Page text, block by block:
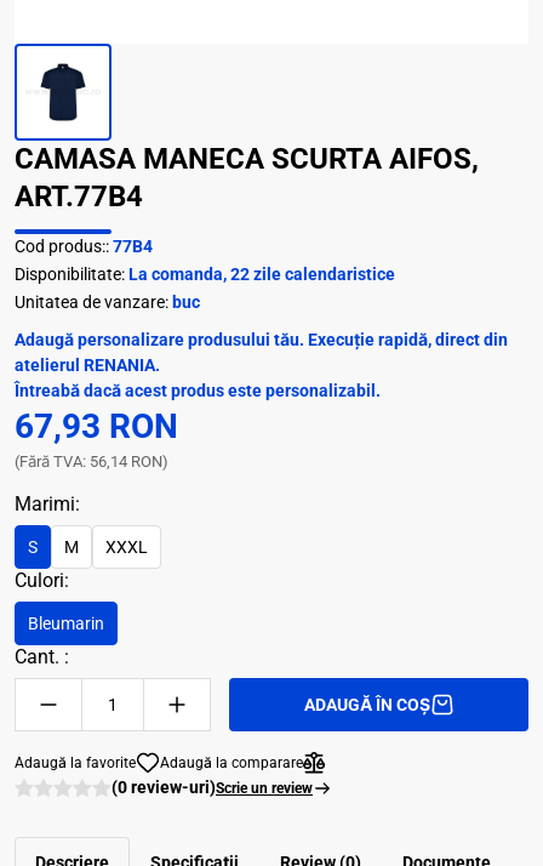
CAMASA MANECA SCURTA AIFOS,
ART.77B4
Cod produs::77B4
Disponibilitate:La comanda, 22 zile calendaristice
Unitatea de vanzare: buc
Adaugă personalizare produsului tău. Execuție rapidă, direct din
atelierul RENANIA.
Întreabă dacă acest produs este personalizabil.
67,93 RON
(Fără TVA: 56,14 RON)
Marimi:
S M XXXL
Culori:
Bleumarin
Cant. :
ADAUGĂ ÎN COȘ
Adaugă la favorite Adaugă la comparare
(0 review-uri)Scrie un review